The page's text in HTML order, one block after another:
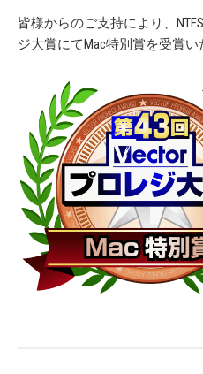
皆様からのご支持により、
ジ大賞にてMac特別賞を受賞い